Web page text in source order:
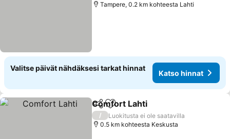
Tampere, 0.2 km kohteesta Lahti
Valitse päivät nähdäksesi tarkat hinnat
Katso hinnat
Jaa Lisää suosikkeihin
Comfort Lahti
/
Luokitusta ei ole saatavilla
0.5 km kohteesta Keskusta